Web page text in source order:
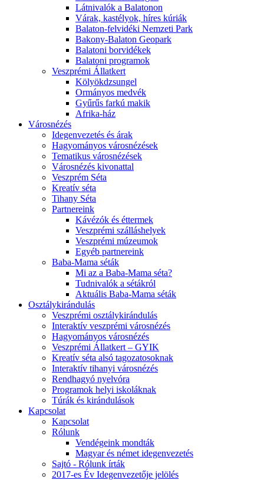
Látnivalók a Balatonon
Várak, kastélyok, híres kúriák
Balaton-felvidéki Nemzeti Park
Bakony-Balaton Geopark
Balatoni borvidékek
Balatoni programok
Veszprémi Állatkert
Kölyökdzsungel
Ormányos medvék
Gyűrűs farkú makik
Afrika-ház
Városnézés
Idegenvezetés és árak
Hagyományos városnézések
Tematikus városnézések
Városnézés kivonattal
Veszprém Séta
Kreatív séta
Tihany Séta
Partnereink
Kávézók és éttermek
Veszprémi szálláshelyek
Veszprémi múzeumok
Egyéb partnereink
Baba-Mama séták
Mi az a Baba-Mama séta?
Tudnivalók a sétákról
Aktuális Baba-Mama séták
Osztálykirándulás
Veszprémi osztálykirándulás
Interaktív veszprémi városnézés
Hagyományos városnézés
Veszprémi Állatkert – GYIK
Kreatív séta alsó tagozatosoknak
Interaktív tihanyi városnézés
Rendhagyó nyelvóra
Programok helyi iskoláknak
Túrák és kirándulások
Kapcsolat
Kapcsolat
Rólunk
Vendégeink mondták
Magyar és német idegenvezetés
Sajtó - Rólunk írták
2017-es Év Idegenvezetője jelölés